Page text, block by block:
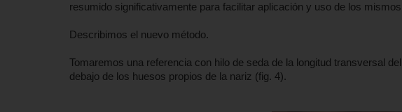
resumido significativamente para facilitar aplicación y uso de los
Describimos el nuevo método.
Tomaremos una referencia con hilo de seda de la longitud transversal
debajo de los huesos propios de la nariz (fig. 4).